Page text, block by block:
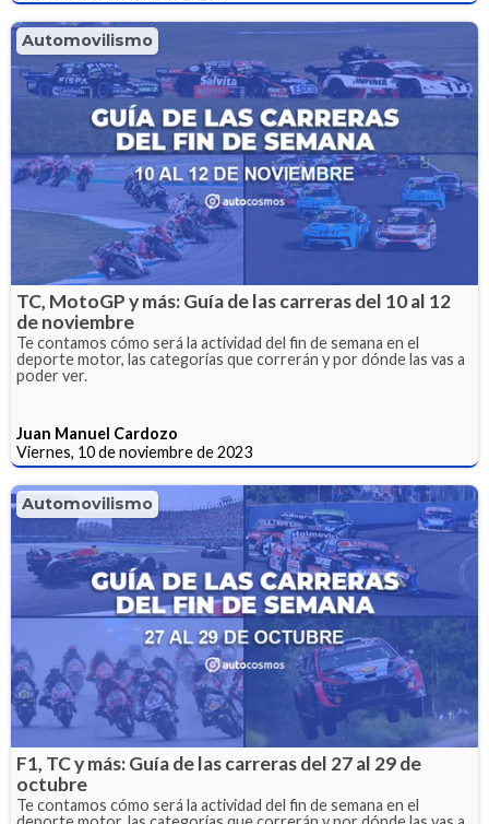
Automovilismo
TC, MotoGP y más: Guía de las carreras del 10 al 12
de noviembre
Te contamos cómo será la actividad del fin de semana en el
deporte motor, las categorías que correrán y por dónde las vas a
poder ver.
Juan Manuel Cardozo
Viernes, 10 de noviembre de 2023
Automovilismo
F1, TC y más: Guía de las carreras del 27 al 29 de
octubre
Te contamos cómo será la actividad del fin de semana en el